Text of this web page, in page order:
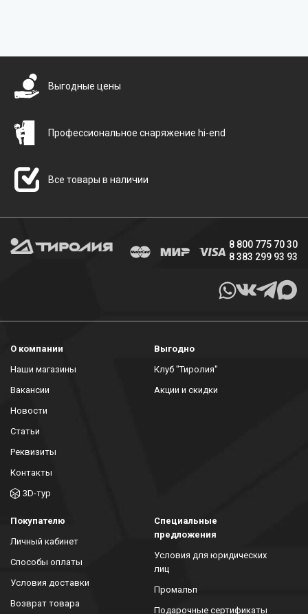
Выгодные цены
Профессиональное снаряжение hi-end
Все товары в наличии
8 800 775 70 30
8 383 299 93 93
О компании
Наши магазины
Вакансии
Новости
Статьи
Реквизиты
Контакты
3D-тур
Выгодно
Клуб "Тиролия"
Акции и скидки
Покупателю
Личный кабинет
Способы оплаты
Условия доставки
Возврат товара
Специальные
предложения
Условия для юридических
лиц
Промальп
Подарочные сертификаты